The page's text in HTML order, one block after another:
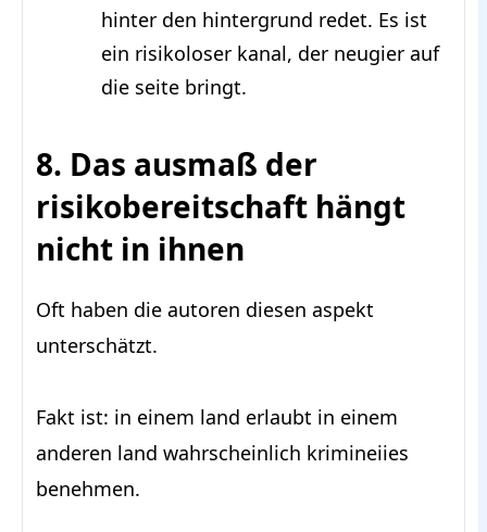
hinter den hintergrund redet. Es ist
ein risikoloser kanal, der neugier auf
die seite bringt.
8. Das ausmaß der
risikobereitschaft hängt
nicht in ihnen
Oft haben die autoren diesen aspekt
unterschätzt.
Fakt ist: in einem land erlaubt in einem
anderen land wahrscheinlich krimineiies
benehmen.